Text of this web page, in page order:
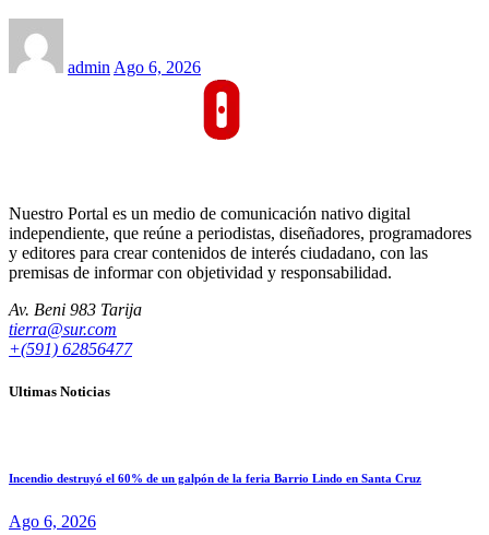
admin Ago 6, 2026
Nuestro Portal es un medio de comunicación nativo digital
independiente, que reúne a periodistas, diseñadores, programadores
y editores para crear contenidos de interés ciudadano, con las
premisas de informar con objetividad y responsabilidad.
Av. Beni 983 Tarija
tierra@sur.com
+(591) 62856477
Ultimas Noticias
Incendio destruyó el 60% de un galpón de la feria Barrio Lindo en Santa Cruz
Ago 6, 2026